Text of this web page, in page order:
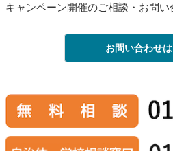
キャンペーン開催のご相談・お問い
お問い合わせ